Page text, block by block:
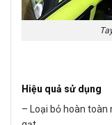
Hiệu quả sử dụng
– Loại bỏ hoàn toàn